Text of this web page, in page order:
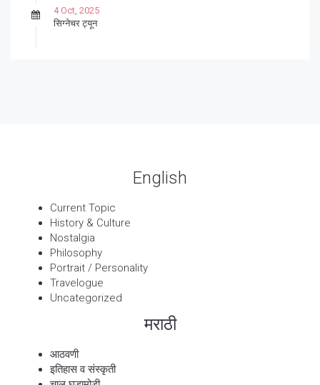
4 Oct, 2025
सिग्नेचर ट्यून
English
Current Topic
History & Culture
Nostalgia
Philosophy
Portrait / Personality
Travelogue
Uncategorized
मराठी
आठवणी
इतिहास व संस्कृती